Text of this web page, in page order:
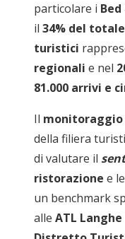
particolare i
il 34% del
turistici
regionali e nel
81.000 arrivi e
Il monitoraggio
della filiera
di valutare il
ristorazione e le
un benchmark
alle ATL